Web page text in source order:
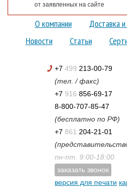
от заявленных на сайте
О компании Доставка
Новости
Статьи
+7 499 213-00-79
(тел. / факс)
+7 916 856-69-17
8-800-707-85-47
(бесплатно по РФ)
+7 861 204-21-01
пн-пт. 9:00-18:00
заказать звонок
версия для печати